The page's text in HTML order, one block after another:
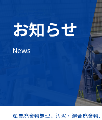
お知らせ
News
産業廃棄物処理、汚泥・混合廃棄物